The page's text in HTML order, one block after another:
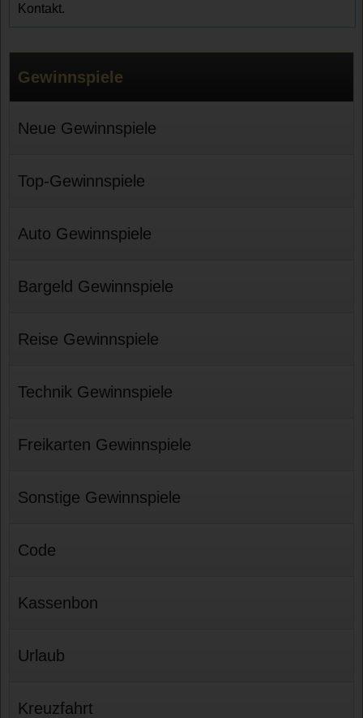
Kontakt.
Gewinnspiele
Neue Gewinnspiele
Top-Gewinnspiele
Auto Gewinnspiele
Bargeld Gewinnspiele
Reise Gewinnspiele
Technik Gewinnspiele
Freikarten Gewinnspiele
Sonstige Gewinnspiele
Code
Kassenbon
Urlaub
Kreuzfahrt